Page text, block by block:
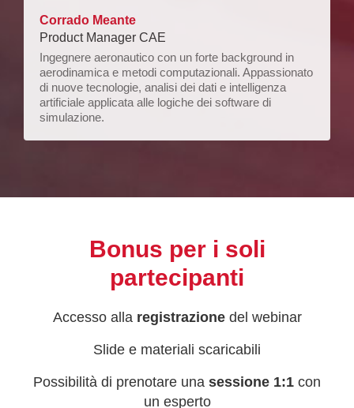
Corrado Meante
Product Manager CAE
Ingegnere aeronautico con un forte background in
aerodinamica e metodi computazionali. Appassionato
di nuove tecnologie, analisi dei dati e intelligenza
artificiale applicata alle logiche dei software di
simulazione.
Bonus per i soli
partecipanti
Accesso alla registrazionedel webinar
Slide e materiali scaricabili
Possibilità di prenotare una sessione 1:1 con
un esperto